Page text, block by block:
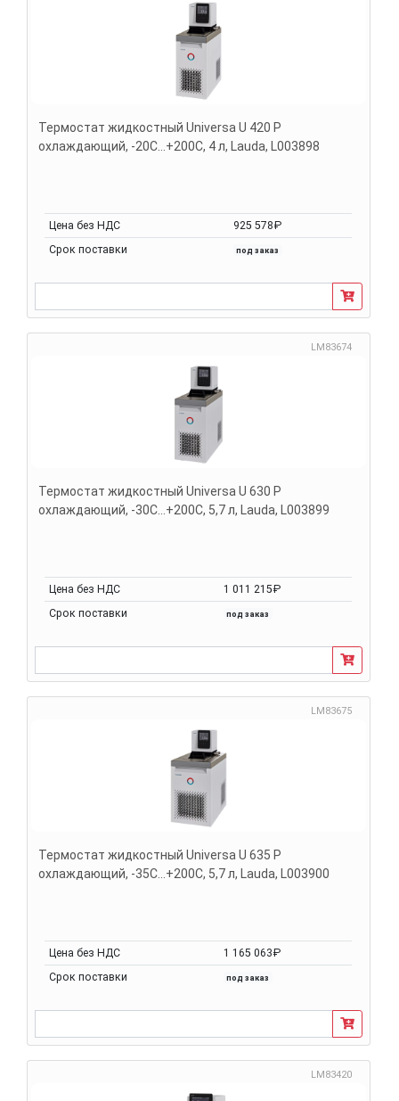
Термостат жидкостный Universa U 420 P
охлаждающий, -20С...+200С, 4 л, Lauda, L003898
Цена без НДС
925 578₽
Срок поставки
под заказ
LM83674
Термостат жидкостный Universa U 630 P
охлаждающий, -30С...+200С, 5,7 л, Lauda, L003899
Цена без НДС
1 011 215₽
Срок поставки
под заказ
LM83675
Термостат жидкостный Universa U 635 P
охлаждающий, -35С...+200С, 5,7 л, Lauda, L003900
Цена без НДС
1 165 063₽
Срок поставки
под заказ
LM83420